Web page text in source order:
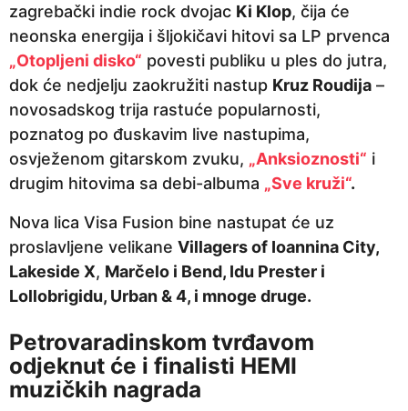
zagrebački indie rock dvojac Ki Klop, čija će
neonska energija i šljokičavi hitovi sa LP prvenca
„Otopljeni disko“ povesti publiku u ples do jutra,
dok će nedjelju zaokružiti nastup Kruz Roudija –
novosadskog trija rastuće popularnosti,
poznatog po đuskavim live nastupima,
osvježenom gitarskom zvuku, „Anksioznosti“ i
drugim hitovima sa debi-albuma „Sve kruži“.
Nova lica Visa Fusion bine nastupat će uz
proslavljene velikane Villagers of Ioannina City,
Lakeside X, Marčelo i Bend, Idu Prester i
Lollobrigidu, Urban & 4, i mnoge druge.
Petrovaradinskom tvrđavom
odjeknut će i finalisti HEMI
muzičkih nagrada